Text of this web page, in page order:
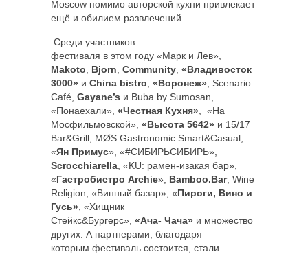
Moscow помимо авторской кухни привлекает
ещё и обилием развлечений.
Среди участников
фестиваля в этом году «Марк и Лев»,
Makoto
Bjorn Сommunity «Владивосток
3000» и China bistro «Воронеж» , Scenario
Café, Gayane’s и Buba by Sumosan,
«Понаехали», «Честная Кухня» , «На
Мосфильмовской», «Высота 5642» и 15/17
Bar&Grill, MØS Gastronomic Smart&Casual,
«Ян Примус», «#СИБИРЬСИБИРЬ»,
Scrocchiarella , «KU: рамен-изакая бар»,
«Гастробистро Archie», Bamboo.Bar, Wine
Religion, «Винный базар», «Пироги, Вино и
Гусь» , «Хищник
Стейкс&Бургерс», «Ача- Чача» и множество
других. А партнерами, благодаря
которым фестиваль состоится, стали